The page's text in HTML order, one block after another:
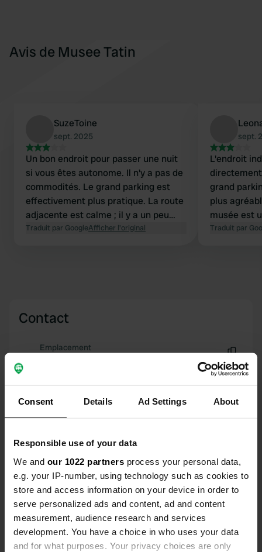
Consent Details Ad Settings About
Responsible use of your data
We and our 1022 partners process your personal data,
e.g. your IP-number, using technology such as cookies to
store and access information on your device in order to
serve personalized ads and content, ad and content
measurement, audience research and services
development. You have a choice in who uses your data
and for what purposes. Your privacy choices are only
Avis de Musee Tatin
SuzeToine
sept. 2025
Un bon endroit pour passer une nuit
si vous êtes autonome. Il n'y a pas de
commodités. Le grand parking est
effectivement plus pratique. La route
adjacente est calme ; il y a un peu
plus de circulation tôt le matin.
Traduit par GoogleAfficher l'original
sept.
L'endroit
grand
plus
musée est
Traduit par
Contact
Emplacement
Copie
Coordonnées
47° 56' 5" N 0° 53' 45" W
47.93478 -0.89574
Code du site
1508
Passer àPRO+
pour toutes les coordonnées PRO+
Carte